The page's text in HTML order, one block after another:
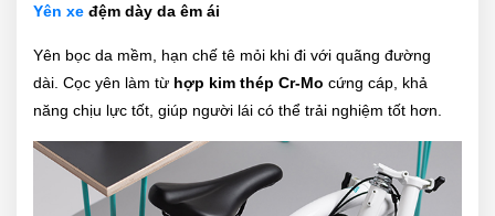
Yên xe đệm dày da êm ái
Yên bọc da mềm, hạn chế tê mỏi khi đi với quãng đường
dài. Cọc yên làm từ hợp kim thép Cr-Mo cứng cáp, khả
năng chịu lực tốt, giúp người lái có thể trải nghiệm tốt hơn.